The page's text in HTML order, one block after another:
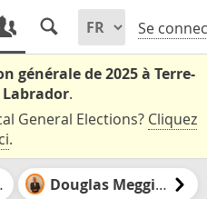
Se
générale de 2025 à Terre-
.
General Elections? Cliquez
.
Douglas Meggison